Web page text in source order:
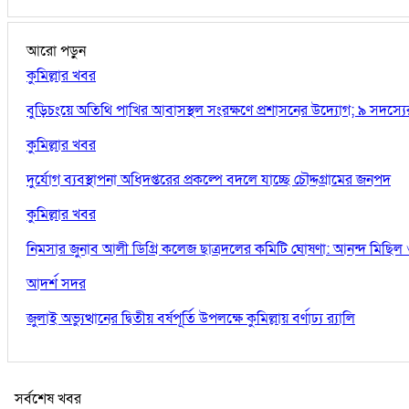
আরো পড়ুন
কুমিল্লার খবর
বুড়িচংয়ে অতিথি পাখির আবাসস্থল সংরক্ষণে প্রশাসনের উদ্যোগ; ৯
কুমিল্লার খবর
দুর্যোগ ব্যবস্থাপনা অধিদপ্তরের প্রকল্পে বদলে যাচ্ছে চৌদ্দগ্রামের জনপদ
কুমিল্লার খবর
নিমসার জুনাব আলী ডিগ্রি কলেজ ছাত্রদলের কমিটি ঘোষণা: আনন্দ মিছিল
আদর্শ সদর
জুলাই অভ্যুত্থানের দ্বিতীয় বর্ষপূর্তি উপলক্ষে কুমিল্লায় বর্ণাঢ্য র‍্যালি
সর্বশেষ খবর